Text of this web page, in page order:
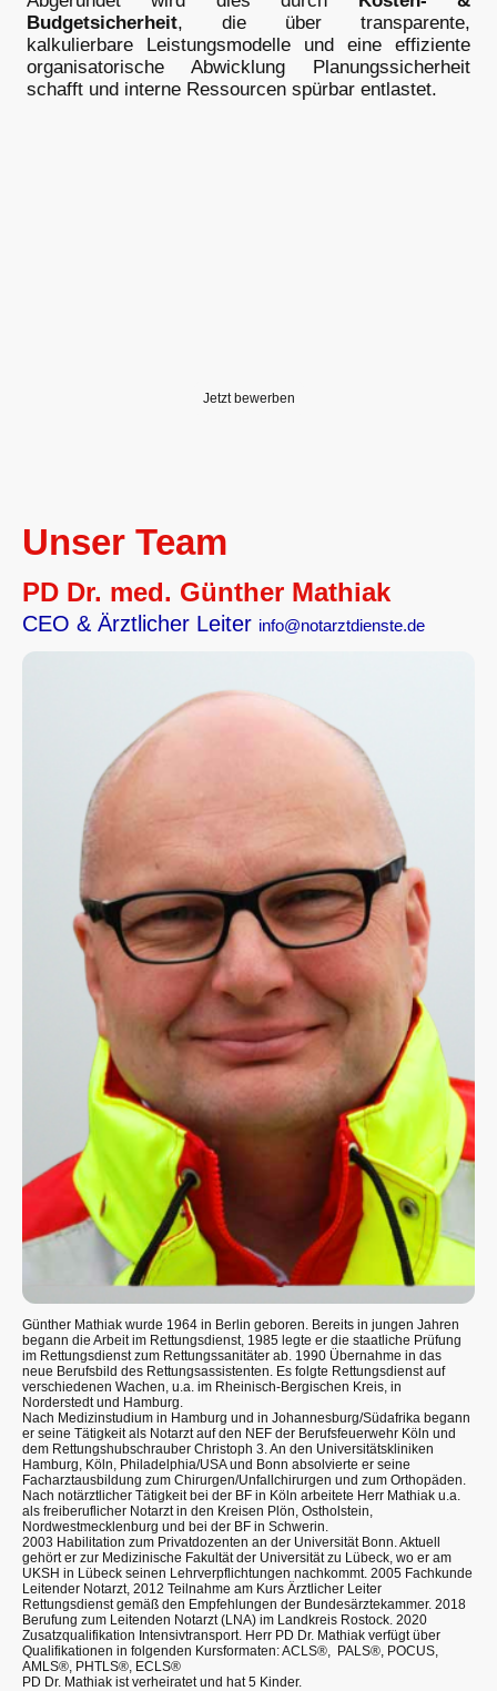
Budgetsicherheit, die über transparente,
kalkulierbare Leistungsmodelle und eine effiziente
organisatorische Abwicklung Planungssicherheit
schafft und interne Ressourcen spürbar entlastet.
Jetzt bewerben
Unser Team
PD Dr. med. Günther Mathiak
CEO & Ärztlicher Leiter info@notarztdienste.de
Günther Mathiak wurde 1964 in Berlin geboren. Bereits in jungen Jahren
begann die Arbeit im Rettungsdienst, 1985 legte er die staatliche Prüfung
im Rettungsdienst zum Rettungssanitäter ab. 1990 Übernahme in das
neue Berufsbild des Rettungsassistenten. Es folgte Rettungsdienst auf
verschiedenen Wachen, u.a. im Rheinisch-Bergischen Kreis, in
Norderstedt und Hamburg.
Nach Medizinstudium in Hamburg und in Johannesburg/Südafrika begann
er seine Tätigkeit als Notarzt auf den NEF der Berufsfeuerwehr Köln und
dem Rettungshubschrauber Christoph 3. An den Universitätskliniken
Hamburg, Köln, Philadelphia/USA und Bonn absolvierte er seine
Facharztausbildung zum Chirurgen/Unfallchirurgen und zum Orthopäden.
Nach notärztlicher Tätigkeit bei der BF in Köln arbeitete Herr Mathiak u.a.
als freiberuflicher Notarzt in den Kreisen Plön, Ostholstein,
Nordwestmecklenburg und bei der BF in Schwerin.
2003 Habilitation zum Privatdozenten an der Universität Bonn. Aktuell
gehört er zur Medizinische Fakultät der Universität zu Lübeck, wo er am
UKSH in Lübeck seinen Lehrverpflichtungen nachkommt. 2005 Fachkunde
Leitender Notarzt, 2012 Teilnahme am Kurs Ärztlicher Leiter
Rettungsdienst gemäß den Empfehlungen der Bundesärztekammer. 2018
Berufung zum Leitenden Notarzt (LNA) im Landkreis Rostock. 2020
Zusatzqualifikation Intensivtransport. Herr PD Dr. Mathiak verfügt über
Qualifikationen in folgenden Kursformaten: ACLS®, PALS®, POCUS,
AMLS®, PHTLS®, ECLS®
PD Dr. Mathiak ist verheiratet und hat 5 Kinder.